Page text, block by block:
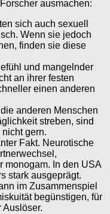
ausmachen:
sich auch sexuell
Wenn sie jedoch
finden sie diese
und mangelnder
an ihrer festen
einen anderen
anderen Menschen
streben, sind
gern.
Fakt. Neurotische
monogam. In den USA
stark ausgeprägt.
im Zusammenspiel
begünstigen, für